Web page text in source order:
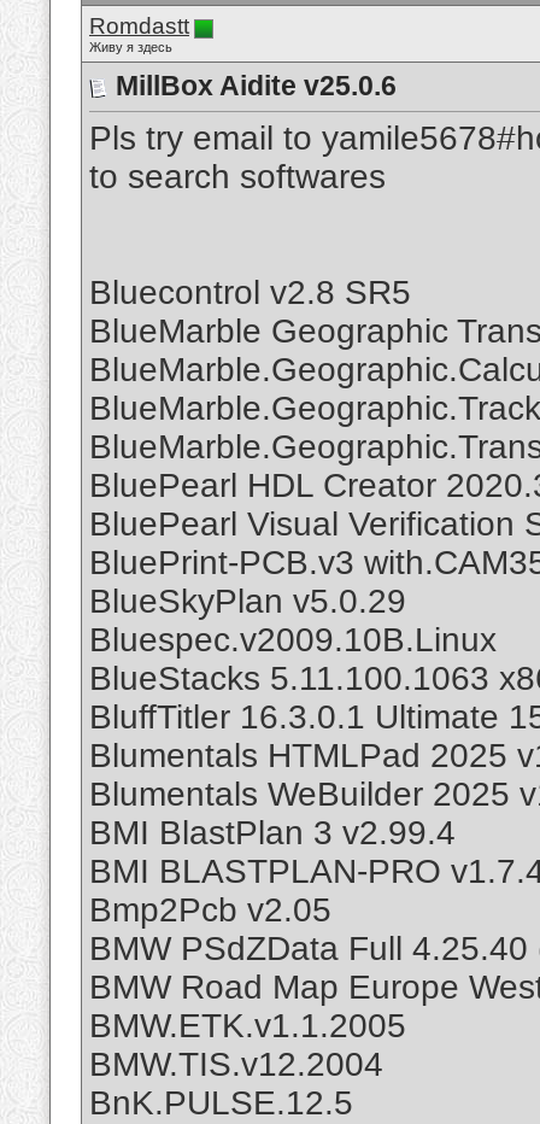
Romdastt
Живу я здесь
MillBox Aidite v25.0.6
Pls try email to
to search softwares
Bluecontrol v2.8 SR5
BlueMarble Geographic
BluePearl HDL Creator
BluePearl Visual Verification
BluePrint-PCB.v3
BlueSkyPlan v5.0.29
Bluespec.v2009.10B.Linux
BlueStacks 5.11.100.1063
BluffTitler 16.3.0.1 Ultimate
Blumentals HTMLPad 2025
Blumentals WeBuilder 2025
BMI BlastPlan 3 v2.99.4
BMI BLASTPLAN-PRO
Bmp2Pcb v2.05
BMW PSdZData Full 4.25.40
BMW Road Map Europe
BMW.ETK.v1.1.2005
BMW.TIS.v12.2004
BnK.PULSE.12.5